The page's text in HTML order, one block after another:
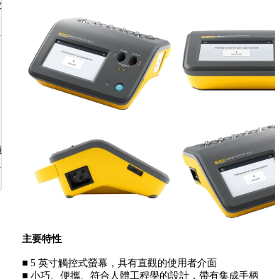
主要特性
■ 5 英寸觸控式螢幕，具有直觀的使用者介面
■ 小巧、便攜、符合人體工程學的設計，帶有集成手柄